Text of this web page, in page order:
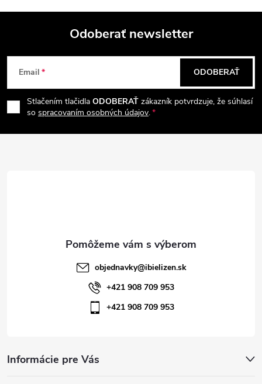
c
e
p
r
v
a
i
e
Z
á
p
Odoberať newsletter
Email
Stlačením tlačidla ODOBERAŤ zákazník potvrdzuje, že súhlasí
so spracovaním osobných údajov.
ODOBERAŤ
Informácie pre Vás
objednavky@ibielizen.sk
+421 908 709 953
+421 908 709 953